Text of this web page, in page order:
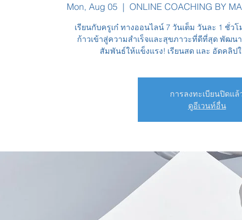
Mon, Aug 05
  |
ONLINE COACHING BY
เรียนกับครูเก๋ ทางออนไลน์ 7 วันเต็ม วันละ 1 ชั่วโ
ก้าวเข้าสู่ความสำเร็จและสุขภาวะที่ดีที่สุด พัฒ
สัมพันธ์ให้แข็งแรง! เรียนสด และ อัดคลิป
การลงทะเบียนปิดแล้
ดูอีเวนท์อื่น